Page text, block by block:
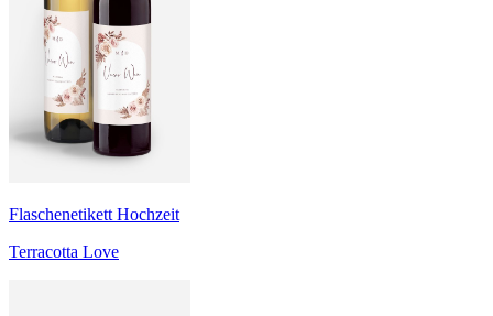
Flaschenetikett Hochzeit
Terracotta Love